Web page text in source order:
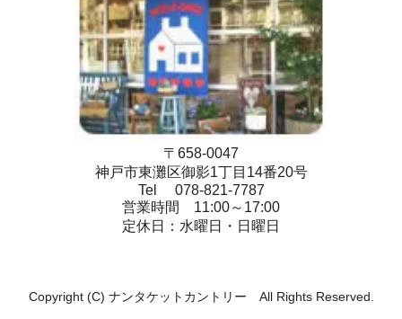
〒658-0047
神戸市東灘区御影1丁目14番20号
Tel 078-821-7787
営業時間 11:00～17:00
定休日：水曜日・日曜日
Copyright (C) ナンタケットカントリー All Rights Reserved.